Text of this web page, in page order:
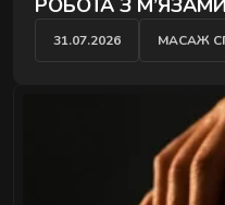
РОБОТА З
ПІСЛЯ
31.07.2026 МАСАЖ